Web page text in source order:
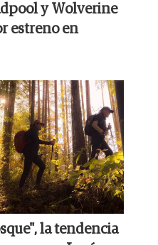
y Wolverine
estreno en
la tendencia